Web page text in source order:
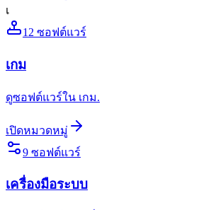
เ
12 ซอฟต์แวร์
เกม
ดูซอฟต์แวร์ใน เกม.
เปิดหมวดหมู่
9 ซอฟต์แวร์
เครื่องมือระบบ